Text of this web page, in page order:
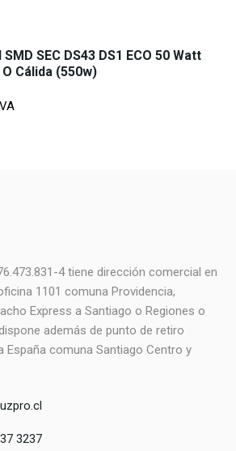
SEC DS43 DS1 ECO 50 Watt
Cálida (550w)
4 tiene dirección comercial en
1101 comuna Providencia,
Express a Santiago o Regiones o
además de punto de retiro
España comuna Santiago Centro y
3237